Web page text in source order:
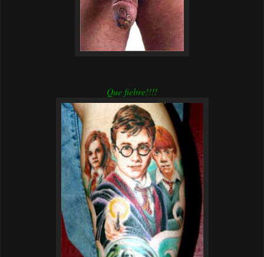
Que fiebre!!!!